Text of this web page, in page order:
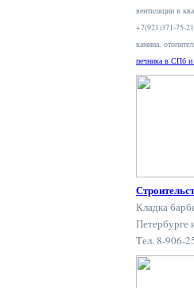
вентиляции в
+7(921)371-75-
камина,
печника в СПб и
Кладка
Петербурге
Тел. 8-906-